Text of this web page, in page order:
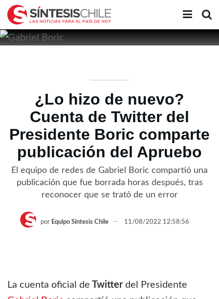
¿Lo hizo de nuevo?
Cuenta de Twitter del
Presidente Boric comparte
publicación del Apruebo
El equipo de redes de Gabriel Boric compartió una
publicación que fue borrada horas después, tras
reconocer que se trató de un error
por Equipo Síntesis Chile 11/08/2022 12:58:56
La cuenta oficial de Twitterdel Presidente